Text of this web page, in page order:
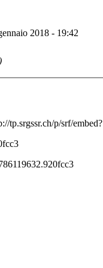
2018 - 19:42